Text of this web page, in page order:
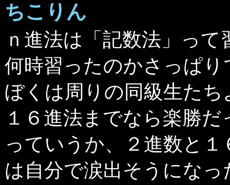
ちこりん
ｎ進法は「記数法」っ
何時習ったのかさっぱり
ぼくは周りの同級生た
１６進法までなら楽勝
っていうか、２進数と
は自分で涙出そうになっ